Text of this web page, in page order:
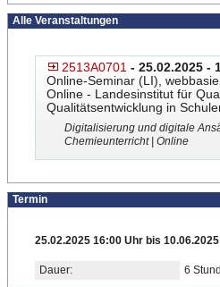
Alle Veranstaltungen
2513A0701 - 25.02.2025 -
Online-Seminar (LI),
Online - Landesinstitut für
Qualitätsentwicklung in
Digitalisierung und digitale
Chemieunterricht | Online
Termin
25.02.2025 16:00 Uhr bis
Dauer: 6